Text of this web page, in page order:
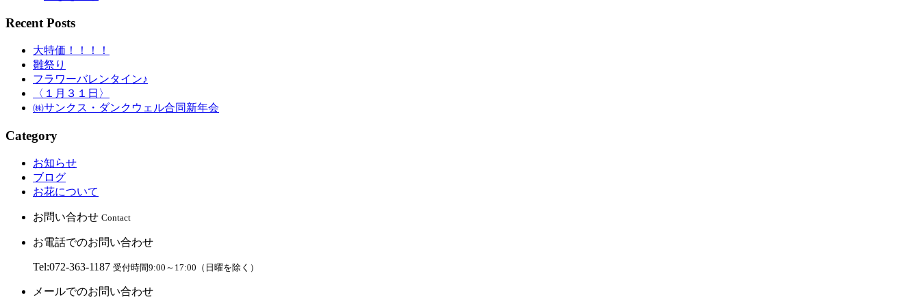
Recent Posts
大特価！！！！
雛祭り
フラワーバレンタイン♪
〈１月３１日〉
㈱サンクス・ダンクウェル合同新年会
Category
お知らせ
ブログ
お花について
お問い合わせ Contact
お電話でのお問い合わせ
Tel:072-363-1187 受付時間9:00～17:00（日曜を除く）
メールでのお問い合わせ